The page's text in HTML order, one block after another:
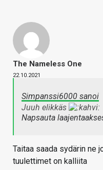
The Nameless One
22.10.2021
Simpanssi6000 sanoi
Juuh elikkäs
Napsauta
Taitaa saada sydärin ne
tuulettimet on kalliita